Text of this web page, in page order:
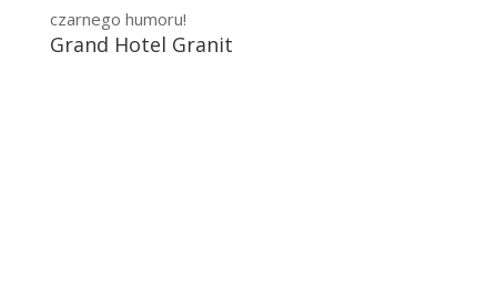
czarnego humoru!
Grand Hotel Granit